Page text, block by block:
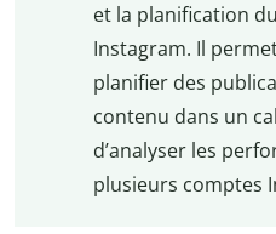
et la planification
Instagram. Il
planifier des
contenu dans un
d’analyser les
plusieurs comptes